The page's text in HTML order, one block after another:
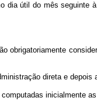
útil do mês seguinte
direta e depois
inicialmente